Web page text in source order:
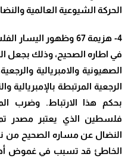
الحركة الشيوعية العالمية
4-
هزيمة 67 وظهور
في اطاره الصحيح، وذلك بجعل
الصهيونية والامبريالية
الرجعية المرتبطة
بحكم هذا الارتباط. وضرب
فلسطين الذي يعتبر مصدر
النضال عن مساره الصحيح من
الخاطئ قد تسبب في غموض